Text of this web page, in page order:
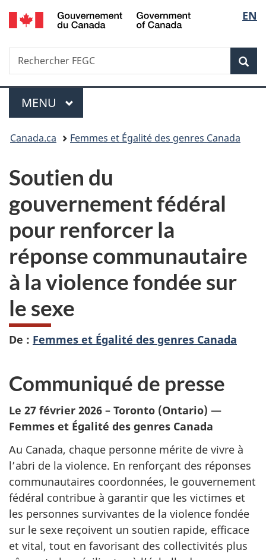
Passer
au
Passer
à
du
Passer
à
simplifiée
de
la
EN
Recherche
Rechercher
FEGC
Menu
MENU PRINCIPAL
Vous
ici :
Canada.ca Femmes et Égalité des genres Canada
Soutien du
gouvernement fédéral
pour renforcer la
réponse communautaire
à la violence fondée sur
le sexe
De : Femmes et Égalité des genres Canada
Communiqué de presse
Le 27 février 2026 – Toronto (Ontario) —
Femmes et Égalité des genres Canada
Au Canada, chaque personne mérite de vivre à
l’abri de la violence. En renforçant des réponses
communautaires coordonnées, le gouvernement
fédéral contribue à garantir que les victimes et
les personnes survivantes de la violence fondée
sur le sexe reçoivent un soutien rapide, efficace
et vital, tout en favorisant des collectivités plus